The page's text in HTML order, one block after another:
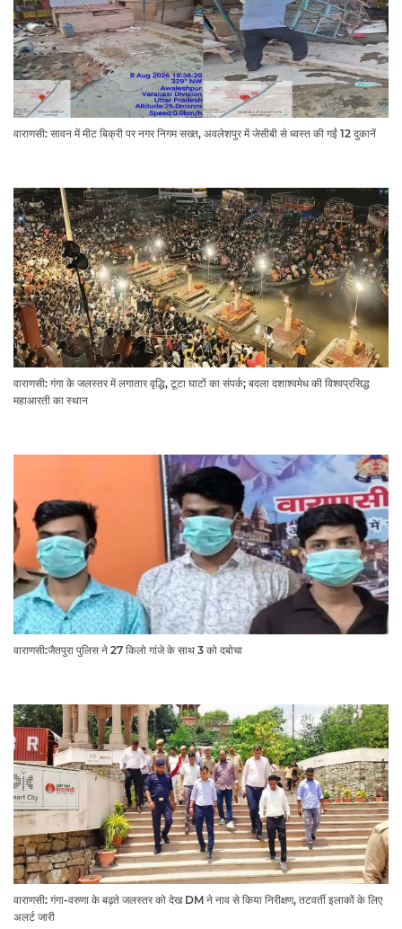
वाराणसी: सावन में मीट बिक्री पर नगर निगम सख्त, अवलेशपुर में जेसीबी से ध्वस्त की गईं 12 दुकानें
वाराणसी: गंगा के जलस्तर में लगातार वृद्धि, टूटा घाटों का संपर्क; बदला दशाश्वमेध की विश्वप्रसिद्ध
महाआरती का स्थान
वाराणसी:जैतपुरा पुलिस ने 27 किलो गांजे के साथ 3 को दबोचा
वाराणसी: गंगा-वरुणा के बढ़ते जलस्तर को देख DM ने नाव से किया निरीक्षण, तटवर्ती इलाकों के लिए
अलर्ट जारी